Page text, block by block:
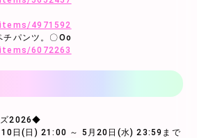
4971592
チパンツ。〇Оо
6072263
ズ2026◆
10日(日) 21:00 ～ 5月20日(水) 23:59まで